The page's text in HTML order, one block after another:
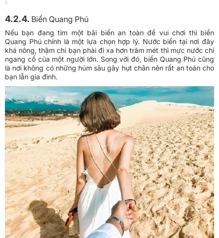
4.2.4. Biển Quang Phú
Nếu bạn đang tìm một bãi biển an toàn để vui chơi thì biển
Quang Phú chính là một lựa chọn hợp lý. Nước biển tại nơi đây
khá nông, thậm chí bạn phải đi xa hơn trăm mét thì mực nước chỉ
ngang cổ của một người lớn. Song với đó, biển Quang Phú cũng
là nơi không có những hủm sâu gây hụt chân nên rất an toàn cho
bạn lẫn gia đình.